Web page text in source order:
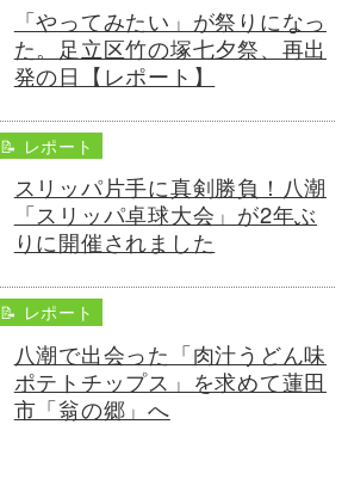
「やってみたい」が祭りになっ
た。足立区竹の塚七夕祭、再出
発の日【レポート】
📝 レポート
スリッパ片手に真剣勝負！八潮
「スリッパ卓球大会」が2年ぶ
りに開催されました
📝 レポート
八潮で出会った「肉汁うどん味
ポテトチップス」を求めて蓮田
市「翁の郷」へ